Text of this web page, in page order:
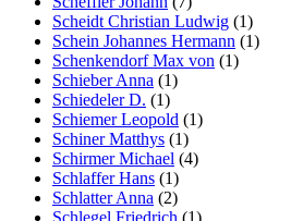
Scheidt Christian Ludwig (1)
Schein Johannes Hermann (1)
Schenkendorf Max von (1)
Schieber Anna (1)
Schiedeler D. (1)
Schiemer Leopold (1)
Schiner Matthys (1)
Schirmer Michael (4)
Schlaffer Hans (1)
Schlatter Anna (2)
Schlegel Friedrich (1)